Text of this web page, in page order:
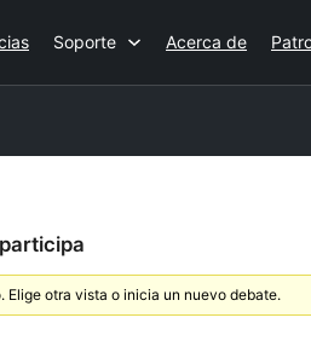
Soporte Acerca de
Elige otra vista o inicia un nuevo debate.